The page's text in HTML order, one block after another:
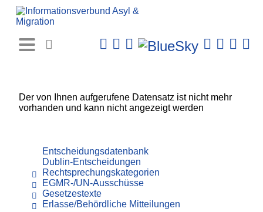
Der von Ihnen aufgerufene Datensatz ist nicht mehr
vorhanden und kann nicht angezeigt werden
Entscheidungsdatenbank
Dublin-Entscheidungen
Rechtsprechungskategorien
EGMR-/UN-Ausschüsse
Gesetzestexte
Erlasse/Behördliche Mitteilungen